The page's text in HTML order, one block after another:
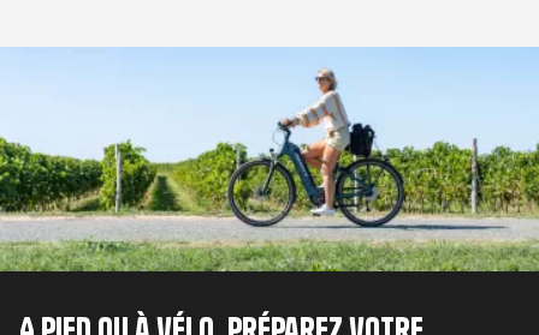
séjour de 3 nuits
de séjour, entre le 05/
13/09/2026.